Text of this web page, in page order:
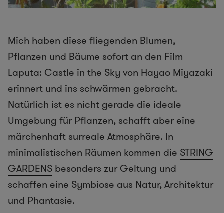
Mich haben diese fliegenden Blumen,
Pflanzen und Bäume sofort an den Film
Laputa: Castle in the Sky von Hayao Miyazaki
erinnert und ins schwärmen gebracht.
Natürlich ist es nicht gerade die ideale
Umgebung für Pflanzen, schafft aber eine
märchenhaft surreale Atmosphäre. In
minimalistischen Räumen kommen die STRING
GARDENS besonders zur Geltung und
schaffen eine Symbiose aus Natur, Architektur
und Phantasie.